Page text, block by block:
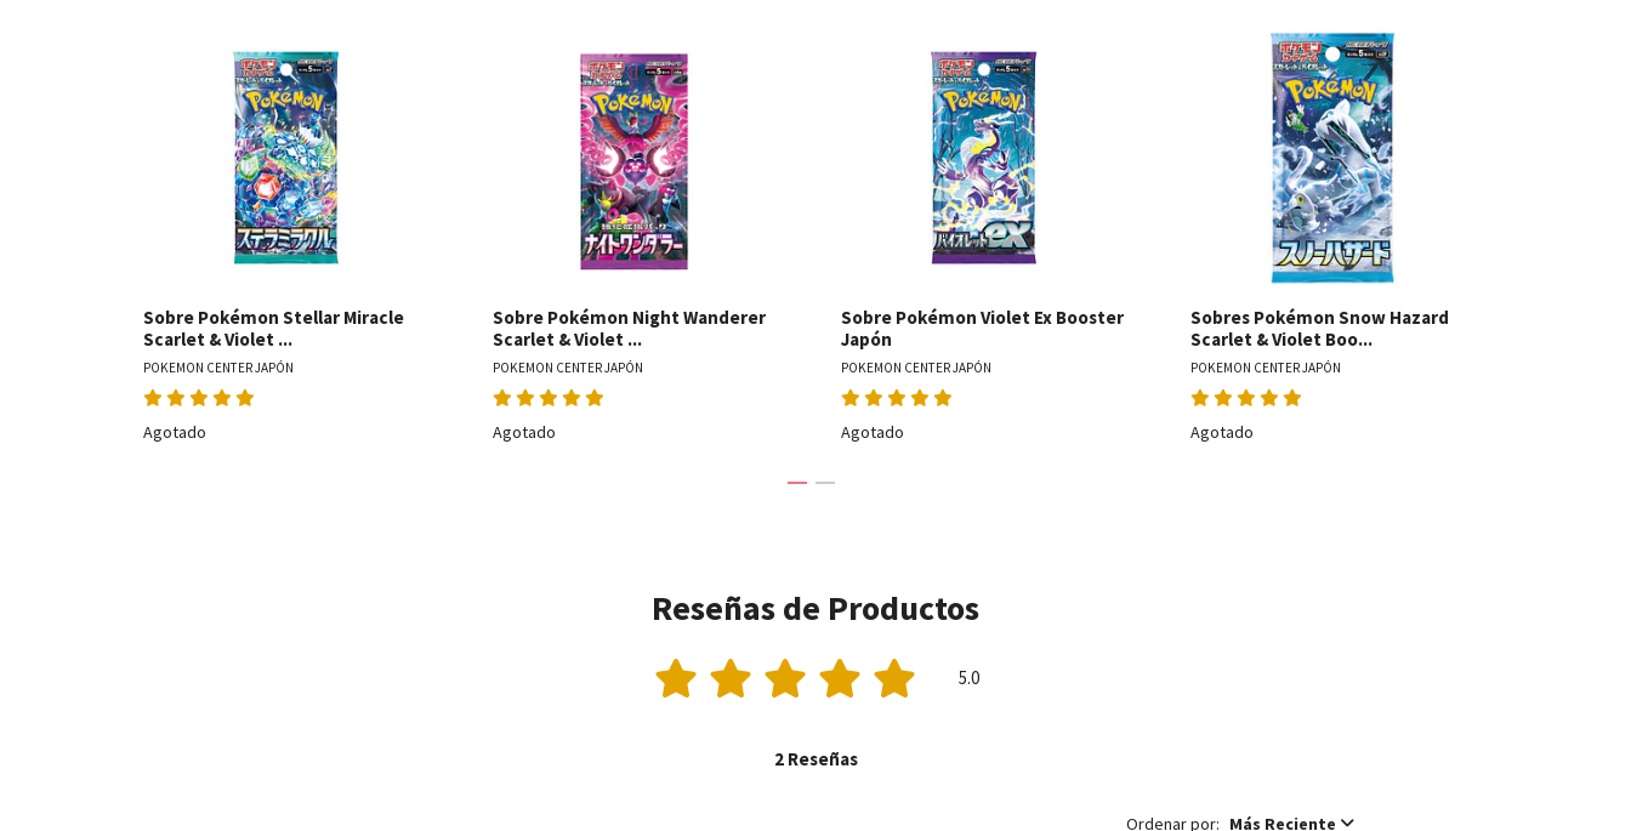
Ver detalles
Sobre Pokémon Stellar Miracle
Scarlet & Violet ...
POKEMON CENTER JAPÓN
Agotado
Ver detalles
Sobre Pokémon Night Wanderer
Scarlet & Violet ...
POKEMON CENTER JAPÓN
Agotado
Ver detalles
Sobre Pokémon Violet Ex Booster
Japón
POKEMON CENTER JAPÓN
Agotado
Ver detalles
Sobres Pokémon Snow Hazard
Scarlet & Violet Boo...
POKEMON CENTER JAPÓN
Agotado
Reseñas de Productos
5.0
2 Reseñas
Ordenar por: Más Reciente